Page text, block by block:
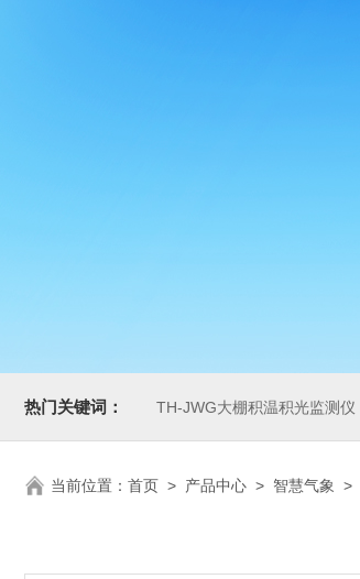
热门关键词： TH-JWG大棚积温积光监测仪
当前位置： 首页 > 产品中心 > 智慧气象 >